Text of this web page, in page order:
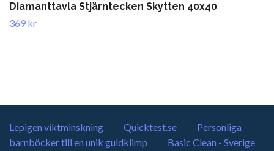
Diamanttavla Stjärntecken Skytten 40x40
369 kr
Lepigen viktminskning Quicktest.se
Personliga
barnböcker till en unik guldklimp
Basic Clean - Sverige